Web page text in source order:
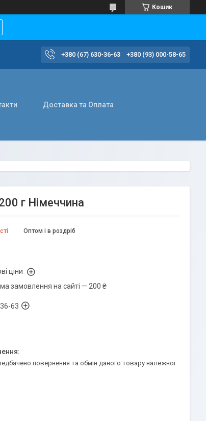
Кошик
+380 (67) 630-36-63 +380 (93) 000-58-65
Доставка та Оплата
г Німеччина
Оптом і в роздріб
ціни
замовлення на сайті — 200 ₴
63